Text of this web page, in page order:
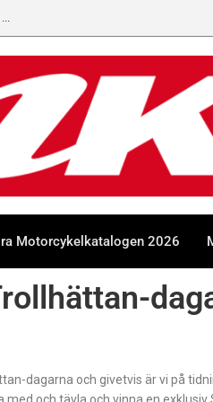
Motorcykelkatalogen 2026
dagarna och givetvis är vi på
och tävla och vinna en exklusiv